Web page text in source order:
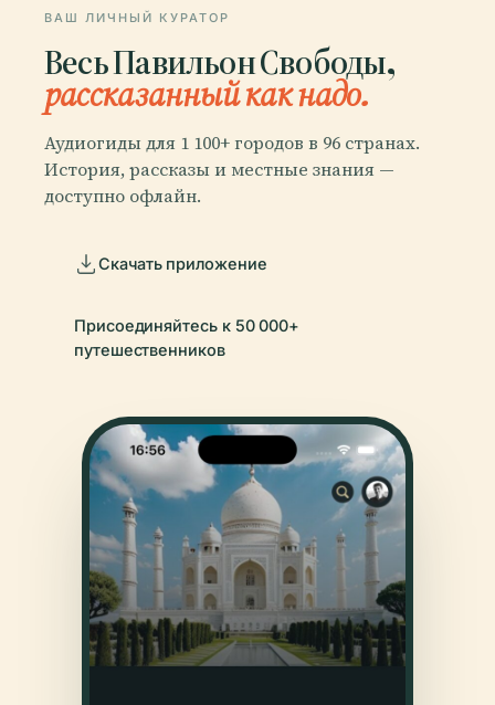
ВАШ ЛИЧНЫЙ КУРАТОР
Весь Павильон Свободы,
рассказанный как надо.
Аудиогиды для 1 100+ городов в 96 странах.
История, рассказы и местные знания —
доступно офлайн.
Скачать приложение
Присоединяйтесь к 50 000+
путешественников